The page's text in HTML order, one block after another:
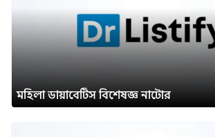
মহিলা ডায়াবেটিস বিশেষজ্ঞ নাটোর